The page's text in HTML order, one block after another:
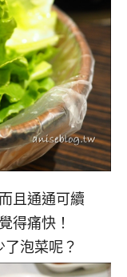
且通通可續
得痛快！
泡菜呢？